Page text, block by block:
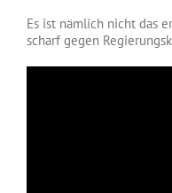
Es ist nämlich nicht das
scharf gegen